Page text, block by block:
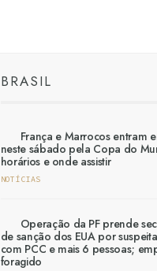
BRASIL
França e Marrocos entram
neste sábado pela Copa do
horários e onde assistir
NOTÍCIAS
Operação da PF prende
de sanção dos EUA por
com PCC e mais 6 pessoas;
foragido